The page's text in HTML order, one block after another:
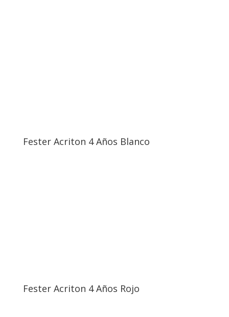
Fester Acriton 4 Años Blanco
Fester Acriton 4 Años Rojo